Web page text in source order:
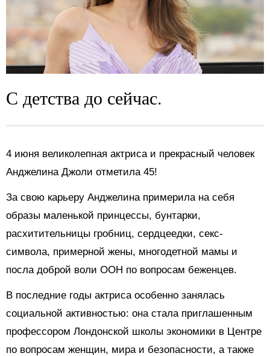
С детства до сейчас.
4 июня великолепная актриса и прекрасный человек
Анджелина Джоли отметила 45!
За свою карьеру Анджелина примерила на себя
образы маленькой принцессы, бунтарки,
расхитительницы гробниц, сердцеедки, секс-
символа, примерной жены, многодетной мамы и
посла доброй воли ООН по вопросам беженцев.
В последние годы актриса особенно занялась
социальной активностью: она стала приглашенным
профессором Лондонской школы экономики в Центре
по вопросам женщин, мира и безопасности, а также